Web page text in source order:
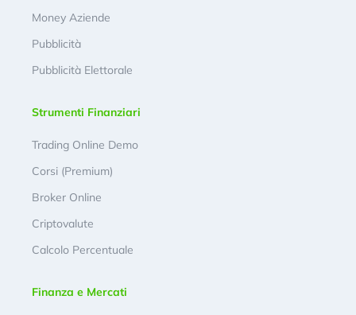
Money Aziende
Pubblicità
Pubblicità Elettorale
Strumenti Finanziari
Trading Online Demo
Corsi (Premium)
Broker Online
Criptovalute
Calcolo Percentuale
Finanza e Mercati